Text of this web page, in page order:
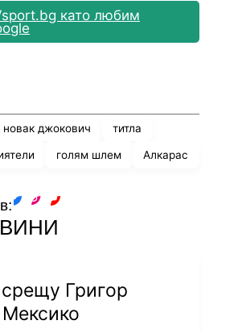
като любим
новак джокович титла
голям шлем Алкарас
Григор